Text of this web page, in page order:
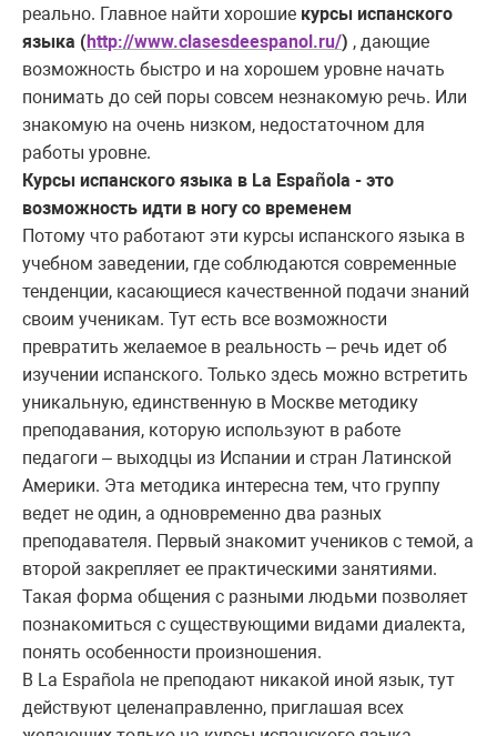
реально. Главное найти хорошие курсы испанского
языка (http://www.clasesdeespanol.ru/) , дающие
возможность быстро и на хорошем уровне начать
понимать до сей поры совсем незнакомую речь. Или
знакомую на очень низком, недостаточном для
работы уровне.
Курсы испанского языка в La Española - это
возможность идти в ногу со временем
Потому что работают эти курсы испанского языка в
учебном заведении, где соблюдаются современные
тенденции, касающиеся качественной подачи знаний
своим ученикам. Тут есть все возможности
превратить желаемое в реальность – речь идет об
изучении испанского. Только здесь можно встретить
уникальную, единственную в Москве методику
преподавания, которую используют в работе
педагоги – выходцы из Испании и стран Латинской
Америки. Эта методика интересна тем, что группу
ведет не один, а одновременно два разных
преподавателя. Первый знакомит учеников с темой, а
второй закрепляет ее практическими занятиями.
Такая форма общения с разными людьми позволяет
познакомиться с существующими видами диалекта,
понять особенности произношения.
В La Española не преподают никакой иной язык, тут
действуют целенаправленно, приглашая всех